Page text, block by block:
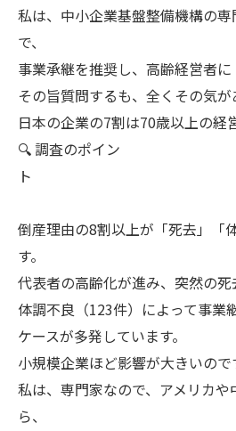
私は、中小企業基盤整備機構の
で、
事業承継を推奨し、高齢経営者
その旨質問するも、全くその気が
日本の企業の7割は70歳以上の経
🔍 調査のポイン
倒産理由の8割以上が「死去」「
す。
代表者の高齢化が進み、突然の
体調不良（123件）によって事業
ケースが多発しています。
小規模企業ほど影響が大きいので
私は、専門家なので、アメリカ
ら、 「日本